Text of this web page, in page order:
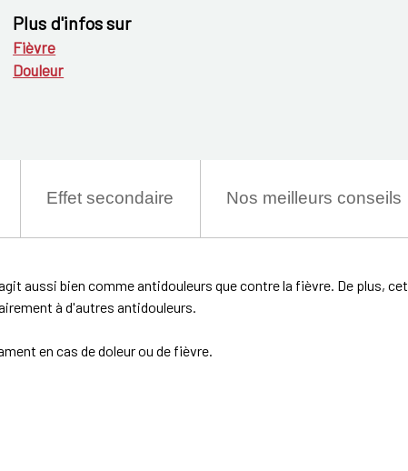
Plus d'infos sur
Fièvre
Douleur
Effet secondaire Nos meilleurs conseils
aussi bien comme antidouleurs que contre la fièvre. De plus, cet
à d'autres antidouleurs.
en cas de doleur ou de fièvre.